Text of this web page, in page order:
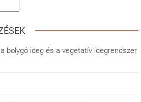
bolygó ideg és a vegetatív idegrendszer